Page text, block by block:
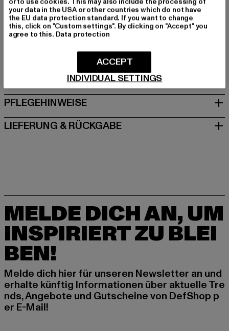
Hersteller: Urban Styles Agency GmbH & Co. KG |
agentur@urbanstylesagency.com
GRÖSSE & PASSFORM
PFLEGEHINWEISE
LIEFERUNG & RÜCKGABE
MELDE DICH AN, UM
INSPIRIERT ZU BLEI
BEN!
Melde dich hier für unseren Newsletter an und
erhalte künftig Informationen über aktuelle Tre
nds, Angebote und Gutscheine von DefShop p
er E-Mail!
your data in the USA or other countries which do not have
the EU data protection standard. If you want to change
this, click on "Custom settings". By clicking on "Accept" you
agree to this. Data protection
INDIVIDUAL SETTINGS
ACCEPT